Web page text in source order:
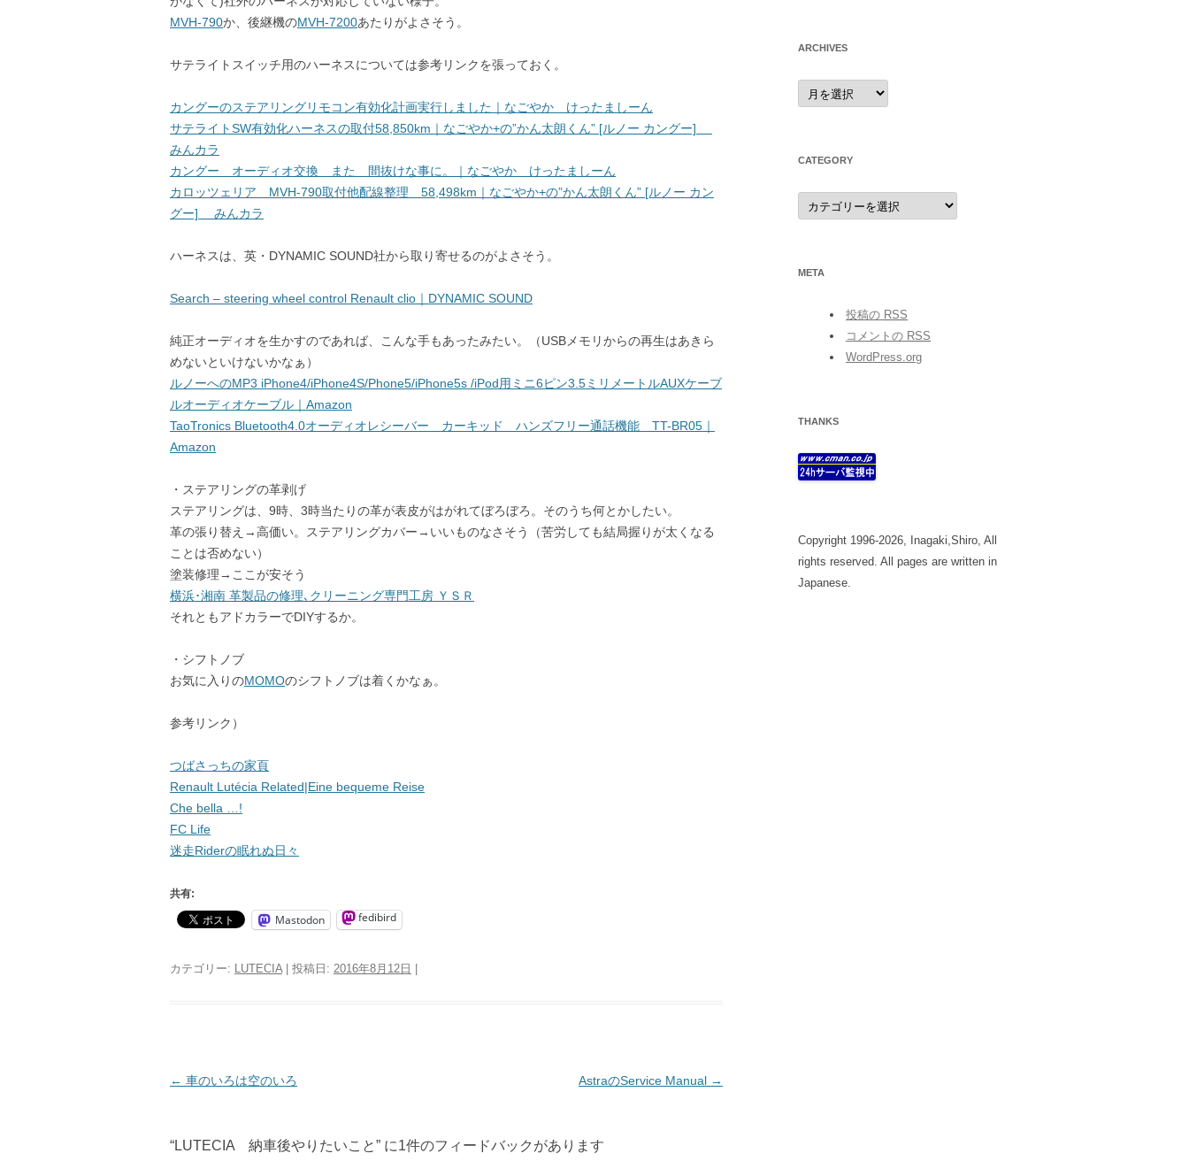
MVH-790か、後継機のMVH-7200あたりがよさそう。
サテライトスイッチ用のハーネスについては参考リンクを張っておく。
カングーのステアリングリモコン有効化計画実行しました｜なごやか けったましーん
サテライトSW有効化ハーネスの取付58,850km｜なごやか+の”かん太朗くん” [ルノー カングー]
みんカラ
カングー オーディオ交換 また 間抜けな事に。｜なごやか けったましーん
カロッツェリア MVH-790取付他配線整理 58,498km｜なごやか+の”かん太朗くん” [ルノー カン
グー] みんカラ
ハーネスは、英・DYNAMIC SOUND社から取り寄せるのがよさそう。
Search – steering wheel control Renault clio｜DYNAMIC SOUND
純正オーディオを生かすのであれば、こんな手もあったみたい。（USBメモリからの再生はあきら
めないといけないかなぁ）
ルノーへのMP3 iPhone4/iPhone4S/Phone5/iPhone5s /iPod用ミニ6ピン3.5ミリメートルAUXケーブ
ルオーディオケーブル｜Amazon
TaoTronics Bluetooth4.0オーディオレシーバー カーキッド ハンズフリー通話機能 TT-BR05｜
Amazon
・ステアリングの革剥げ
ステアリングは、9時、3時当たりの革が表皮がはがれてぼろぼろ。そのうち何とかしたい。
革の張り替え→高価い。ステアリングカバー→いいものなさそう（苦労しても結局握りが太くなる
ことは否めない）
塗装修理→ここが安そう
横浜･湘南 革製品の修理､クリーニング専門工房 ＹＳＲ
それともアドカラーでDIYするか。
・シフトノブ
お気に入りのMOMOのシフトノブは着くかなぁ。
参考リンク）
つばさっちの家頁
Renault Lutécia Related|Eine bequeme Reise
Che bella …!
FC Life
迷走Riderの眠れぬ日々
共有:
Mastodon fedibird
カテゴリー: LUTECIA | 投稿日: 2016年8月12日 |
投
ビ
← 車のいろは空のいろ AstraのService Manual →
“LUTECIA 納車後やりたいこと” に1件のフィードバックがあります
ARCHIVES
archives
CATEGORY
category
META
投稿の RSS
コメントの RSS
WordPress.org
THANKS
Copyright 1996-2026, Inagaki,Shiro, All
rights reserved. All pages are written in
Japanese.